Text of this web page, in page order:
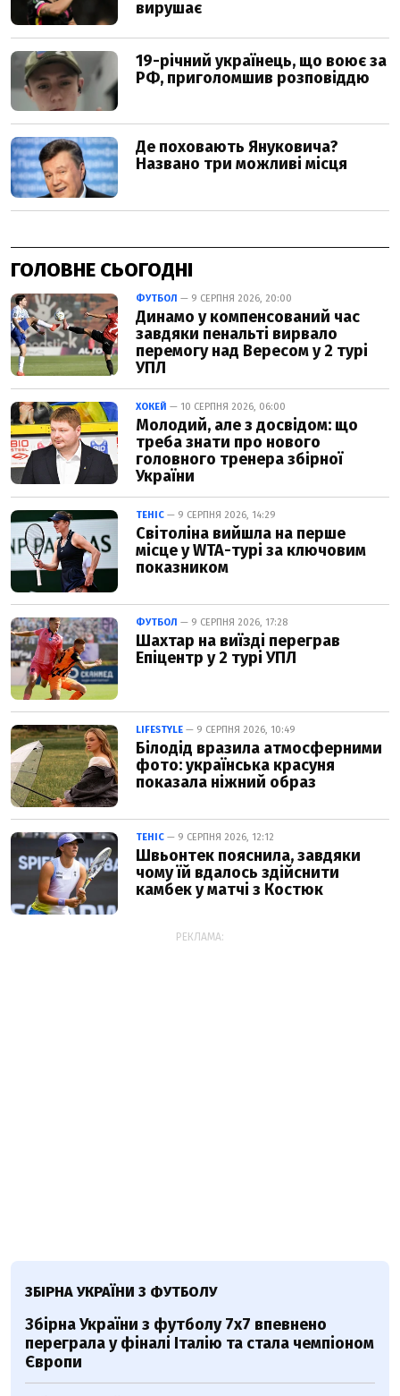
ГОЛОВНЕ СЬОГОДНІ
ФУТБОЛ — 9 СЕРПНЯ 2026, 20:00
Динамо у компенсований час
завдяки пенальті вирвало
перемогу над Вересом у 2 турі
УПЛ
ХОКЕЙ — 10 СЕРПНЯ 2026, 06:00
Молодий, але з досвідом: що
треба знати про нового
головного тренера збірної
України
ТЕНІС — 9 СЕРПНЯ 2026, 14:29
Світоліна вийшла на перше
місце у WTA-турі за ключовим
показником
ФУТБОЛ — 9 СЕРПНЯ 2026, 17:28
Шахтар на виїзді переграв
Епіцентр у 2 турі УПЛ
LIFESTYLE — 9 СЕРПНЯ 2026, 10:49
Білодід вразила атмосферними
фото: українська красуня
показала ніжний образ
ТЕНІС — 9 СЕРПНЯ 2026, 12:12
Швьонтек пояснила, завдяки
чому їй вдалось здійснити
камбек у матчі з Костюк
РЕКЛАМА:
ЗБІРНА УКРАЇНИ З ФУТБОЛУ
Збірна України з футболу 7х7 впевнено
переграла у фіналі Італію та стала чемпіоном
Європи